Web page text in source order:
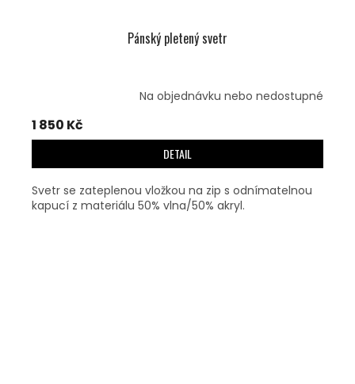
Pánský pletený svetr
Na objednávku nebo nedostupné
1 850 Kč
DETAIL
Svetr se zateplenou vložkou na zip s odnímatelnou
kapucí z materiálu 50% vlna/50% akryl.